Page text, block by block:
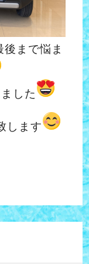
まで悩ま
した
します